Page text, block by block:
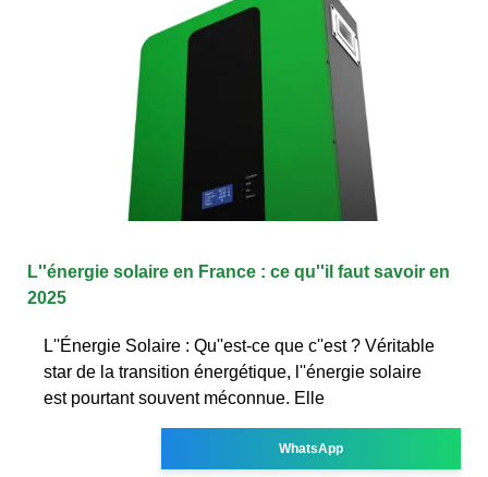
L''énergie solaire en France : ce qu''il faut savoir en
2025
L''Énergie Solaire : Qu''est-ce que c''est ? Véritable
star de la transition énergétique, l''énergie solaire
est pourtant souvent méconnue. Elle
WhatsApp